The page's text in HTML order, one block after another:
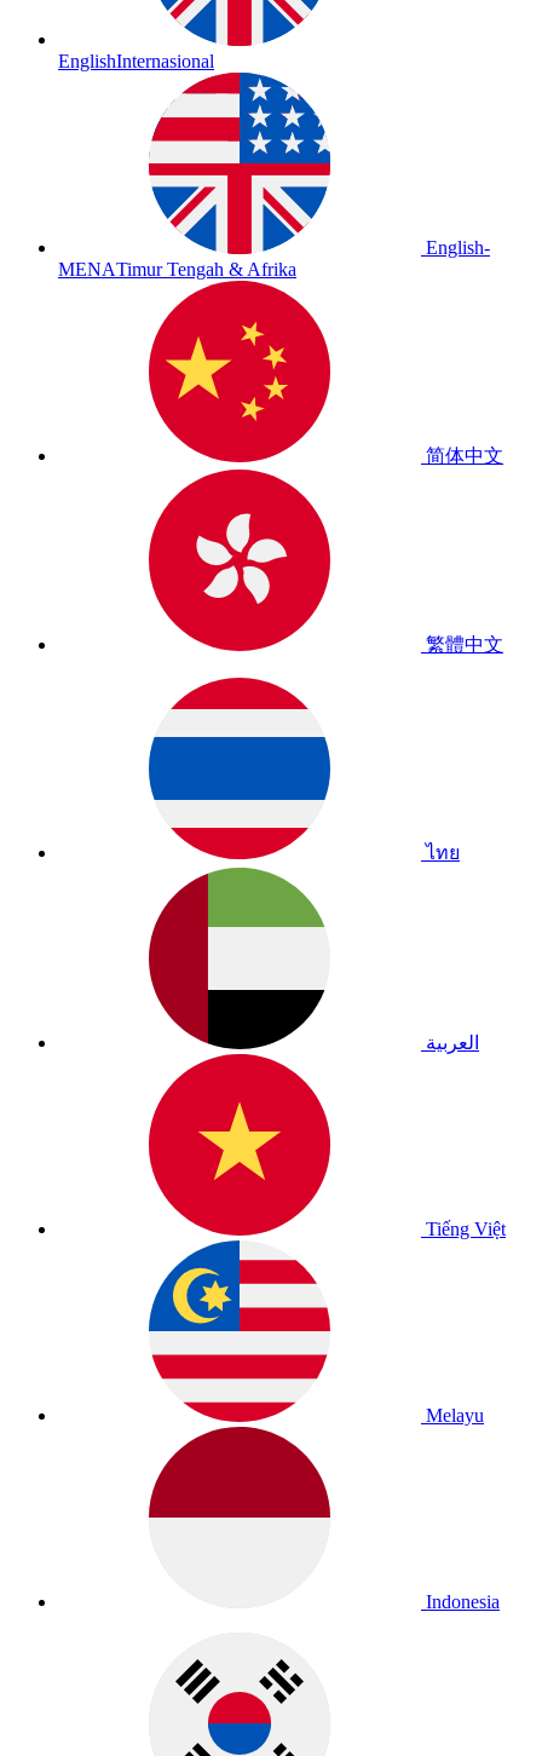
EnglishInternasional
English-
MENATimur Tengah & Afrika
简体中文
繁體中文
ไทย
العربية
Tiếng Việt
Melayu
Indonesia